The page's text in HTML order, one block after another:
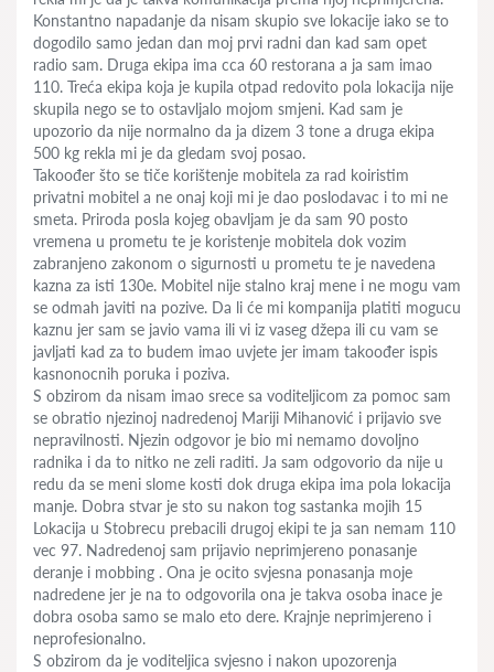
Konstantno napadanje da nisam skupio sve lokacije iako se to
dogodilo samo jedan dan moj prvi radni dan kad sam opet
radio sam. Druga ekipa ima cca 60 restorana a ja sam imao
110. Treća ekipa koja je kupila otpad redovito pola lokacija nije
skupila nego se to ostavljalo mojom smjeni. Kad sam je
upozorio da nije normalno da ja dizem 3 tone a druga ekipa
500 kg rekla mi je da gledam svoj posao.
Takoođer što se tiče korištenje mobitela za rad koiristim
privatni mobitel a ne onaj koji mi je dao poslodavac i to mi ne
smeta. Priroda posla kojeg obavljam je da sam 90 posto
vremena u prometu te je koristenje mobitela dok vozim
zabranjeno zakonom o sigurnosti u prometu te je navedena
kazna za isti 130e. Mobitel nije stalno kraj mene i ne mogu vam
se odmah javiti na pozive. Da li će mi kompanija platiti mogucu
kaznu jer sam se javio vama ili vi iz vaseg džepa ili cu vam se
javljati kad za to budem imao uvjete jer imam takoođer ispis
kasnonocnih poruka i poziva.
S obzirom da nisam imao srece sa voditeljicom za pomoc sam
se obratio njezinoj nadredenoj Mariji Mihanović i prijavio sve
nepravilnosti. Njezin odgovor je bio mi nemamo dovoljno
radnika i da to nitko ne zeli raditi. Ja sam odgovorio da nije u
redu da se meni slome kosti dok druga ekipa ima pola lokacija
manje. Dobra stvar je sto su nakon tog sastanka mojih 15
Lokacija u Stobrecu prebacili drugoj ekipi te ja san nemam 110
vec 97. Nadredenoj sam prijavio neprimjereno ponasanje
deranje i mobbing . Ona je ocito svjesna ponasanja moje
nadredene jer je na to odgovorila ona je takva osoba inace je
dobra osoba samo se malo eto dere. Krajnje neprimjereno i
neprofesionalno.
S obzirom da je voditeljica svjesno i nakon upozorenja